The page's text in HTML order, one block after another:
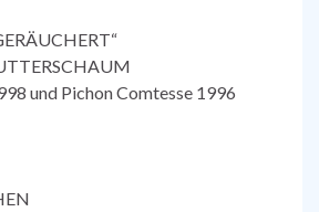
und Pichon Comtesse 1996